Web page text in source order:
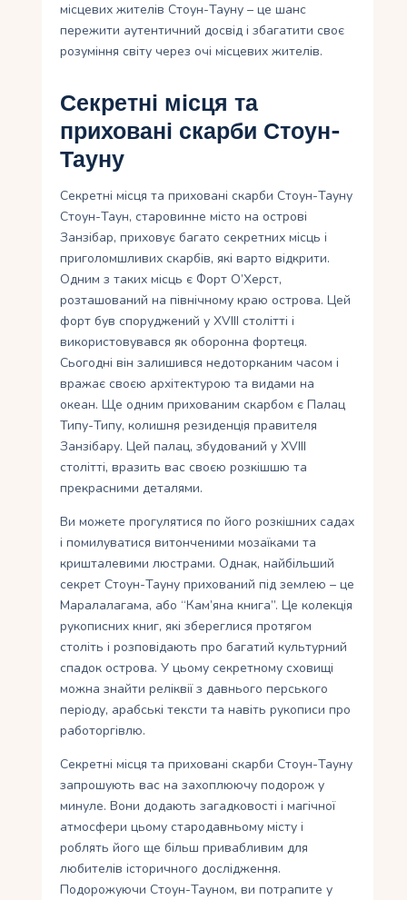
місцевих жителів Стоун-Тауну – це шанс
пережити аутентичний досвід і збагатити своє
розуміння свiту через очi мiсцевих жителiв.
Секретні місця та
приховані скарби Стоун-
Тауну
Секретні місця та приховані скарби Стоун-Тауну
Стоун-Таун, старовинне місто на острові
Занзібар, приховує багато секретних місць і
приголомшливих скарбів, які варто відкрити.
Одним з таких місць є Форт О’Херст,
розташований на північному краю острова. Цей
форт був споруджений у XVIII столітті і
використовувався як оборонна фортеця.
Сьогодні він залишився недоторканим часом і
вражає своєю архітектурою та видами на
океан. Ще одним прихованим скарбом є Палац
Типу-Типу, колишня резиденція правителя
Занзібару. Цей палац, збудований у XVIII
столітті, вразить вас своєю розкішшю та
прекрасними деталями.
Ви можете прогулятися по його розкішних садах
і помилуватися витонченими мозаїками та
кришталевими люстрами. Однак, найбільший
секрет Стоун-Тауну прихований під землею – це
Маралалагама, або “Кам’яна книга”. Це колекція
рукописних книг, які збереглися протягом
століть і розповідають про багатий культурний
спадок острова. У цьому секретному сховищі
можна знайти реліквії з давнього перського
періоду, арабські тексти та навіть рукописи про
работоргівлю.
Секретні місця та приховані скарби Стоун-Тауну
запрошують вас на захоплюючу подорож у
минуле. Вони додають загадковості і магічної
атмосфери цьому стародавньому місту і
роблять його ще більш привабливим для
любителів історичного дослідження.
Подорожуючи Стоун-Тауном, ви потрапите у